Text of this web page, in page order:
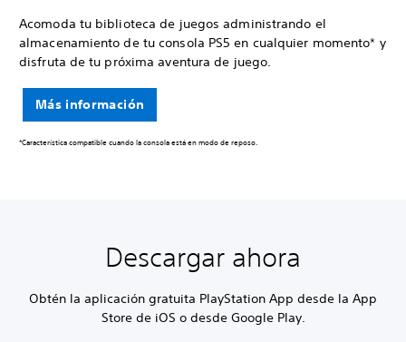
Acomoda tu biblioteca de juegos administrando el
almacenamiento de tu consola PS5 en cualquier momento* y
disfruta de tu próxima aventura de juego.
Más información
*Característica compatible cuando la consola está en modo de reposo.
Descargar ahora
Obtén la aplicación gratuita PlayStation App desde la App
Store de iOS o desde Google Play.